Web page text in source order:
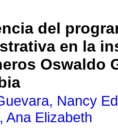
del
en la
Oswaldo
Nancy
Ana Elizabeth